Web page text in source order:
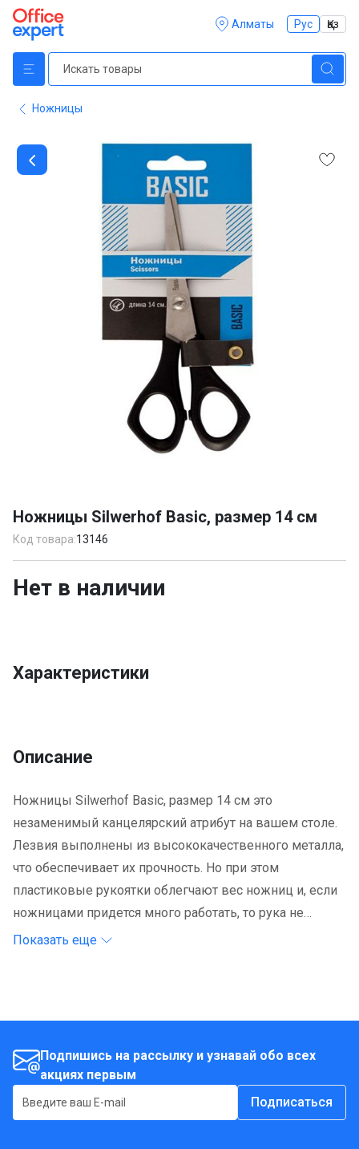
Алматы Рус Қаз
Ножницы
of
1
Ножницы Silwerhof Basic, размер 14 см
Код товара:13146
Нет в наличии
Характеристики
Описание
Ножницы Silwerhof Basic, размер 14 см это
незаменимый канцелярский атрибут на вашем столе.
Лезвия выполнены из высококачественного металла,
что обеспечивает их прочность. Но при этом
пластиковые рукоятки облегчают вес ножниц и, если
ножницами придется много работать, то рука не
устанет. Острые лезвия легко разрежут даже картон,
Показать еще
Подпишись на рассылку и узнавай обо всех
акциях первым
Подписаться